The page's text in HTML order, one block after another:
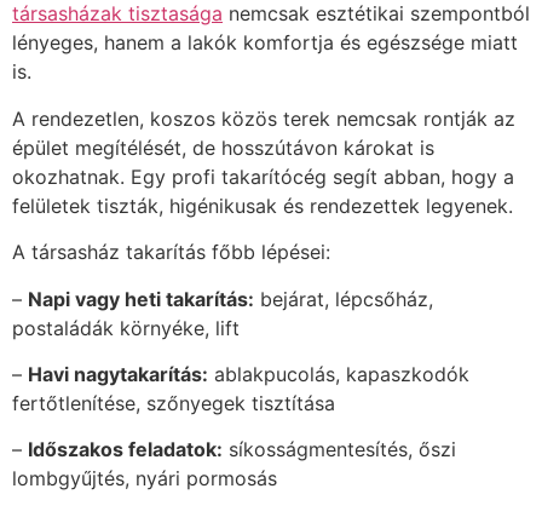
társasházak tisztasága nemcsak esztétikai szempontból
lényeges, hanem a lakók komfortja és egészsége miatt
is.
A rendezetlen, koszos közös terek nemcsak rontják az
épület megítélését, de hosszútávon károkat is
okozhatnak. Egy profi takarítócég segít abban, hogy a
felületek tiszták, higénikusak és rendezettek legyenek.
A társasház takarítás főbb lépései:
– Napi vagy heti takarítás: bejárat, lépcsőház,
postaládák környéke, lift
– Havi nagytakarítás: ablakpucolás, kapaszkodók
fertőtlenítése, szőnyegek tisztítása
– Időszakos feladatok: síkosságmentesítés, őszi
lombgyűjtés, nyári pormosás